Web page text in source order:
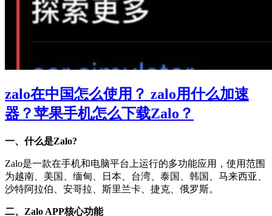
zalo在中国怎么使用？ zalo用什么加速
器？苹果手机怎么下载Zalo？
一、什么是Zalo?
Zalo是一款在手机和电脑平台上运行的多功能应用，使用范围
为越南、美国、缅甸、日本、台湾、泰国、韩国、马来西亚、
沙特阿拉伯、安哥拉、斯里兰卡、捷克、俄罗斯。
二、Zalo APP核心功能